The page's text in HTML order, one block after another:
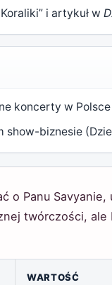
i artykuł w
koncerty w
show-biznesie
o Panu
twórczości,
WARTOŚĆ